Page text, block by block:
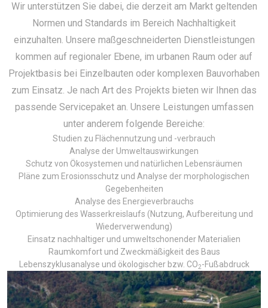
Wir unterstützen Sie dabei, die derzeit am Markt geltenden
Normen und Standards im Bereich Nachhaltigkeit
einzuhalten. Unsere maßgeschneiderten Dienstleistungen
kommen auf regionaler Ebene, im urbanen Raum oder auf
Projektbasis bei Einzelbauten oder komplexen Bauvorhaben
zum Einsatz. Je nach Art des Projekts bieten wir Ihnen das
passende Servicepaket an. Unsere Leistungen umfassen
unter anderem folgende Bereiche:
Studien zu Flächennutzung und -verbrauch
Analyse der Umweltauswirkungen
Schutz von Ökosystemen und natürlichen Lebensräumen
Pläne zum Erosionsschutz und Analyse der morphologischen
Gegebenheiten
Analyse des Energieverbrauchs
Optimierung des Wasserkreislaufs (Nutzung, Aufbereitung und
Wiederverwendung)
Einsatz nachhaltiger und umweltschonender Materialien
Raumkomfort und Zweckmäßigkeit des Baus
Lebenszyklusanalyse und ökologischer bzw. CO2-Fußabdruck